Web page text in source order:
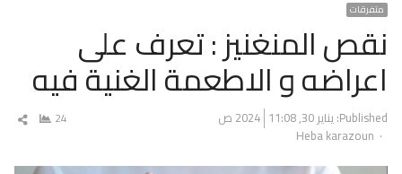
متفرقات
نقص المنغنيز : تعرف على
اعراضه و الاطعمة الغنية فيه
Published: يناير 30, 2024 11:08 ص
Author
Heba karazoun
24